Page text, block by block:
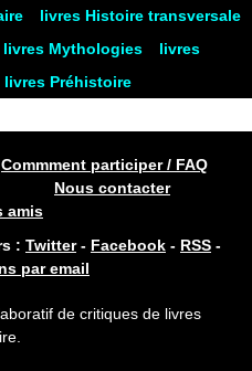
livres Histoire transversale
livres Mythologies
livres
livres Préhistoire
Commment participer / FAQ
Nous contacter
amis
: Twitter- Facebook - RSS -
par email
de critiques de livres